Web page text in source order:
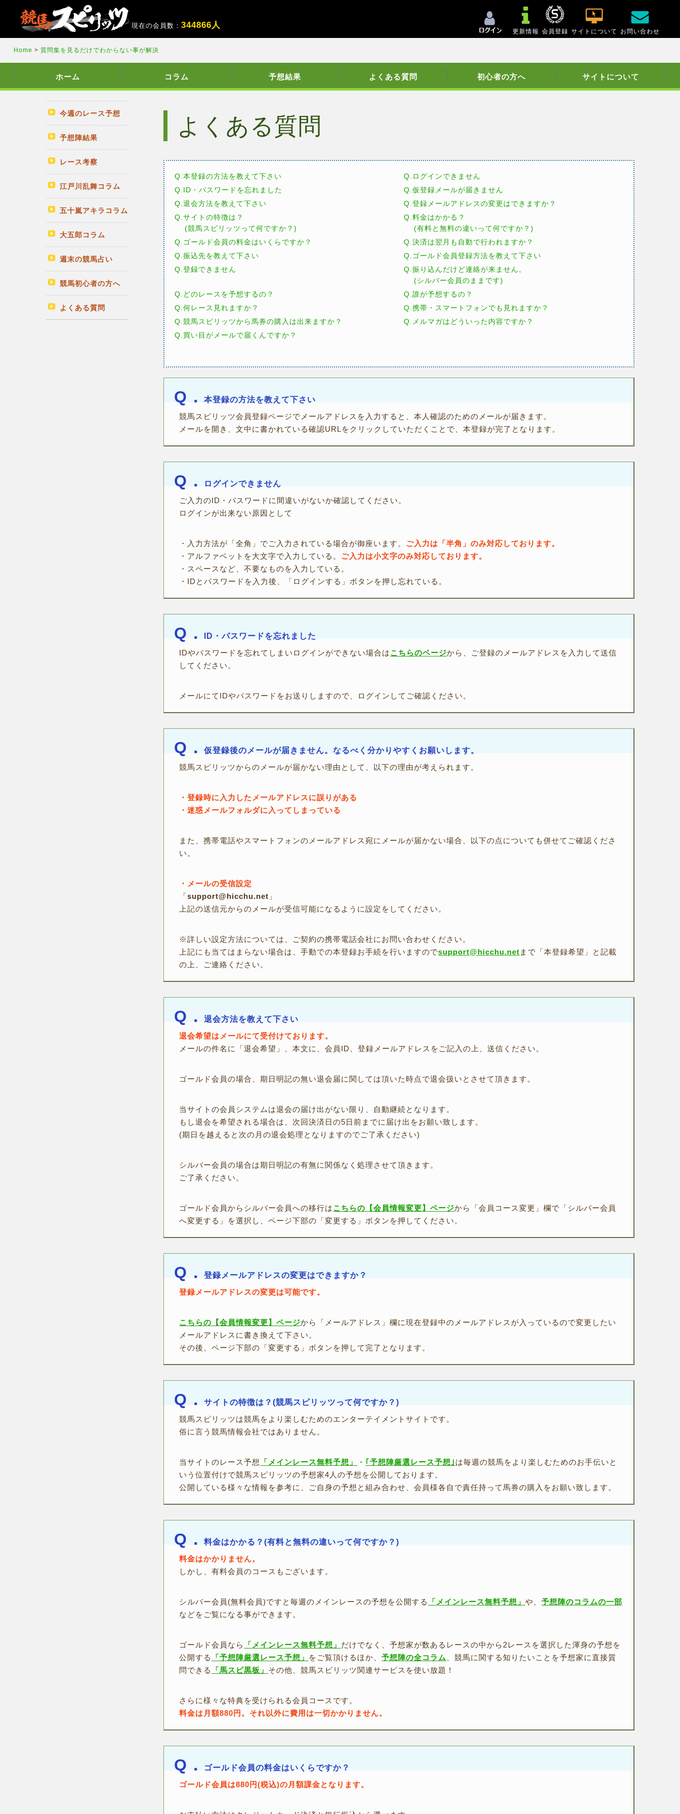
現在の会員数：344866人
更新情報 会員登録 サイトについて お問い合わせ
Home > 質問集を見るだけでわからない事が解決
ホーム コラム 予想結果 よくある質問 初心者の方へ サイトについて
今週のレース予想
予想陣結果
レース考察
江戸川乱舞コラム
五十嵐アキラコラム
大五郎コラム
週末の競馬占い
競馬初心者の方へ
よくある質問
よくある質問
Q.本登録の方法を教えて下さい
Q.ログインできません
Q.ID・パスワードを忘れました
Q.仮登録メールが届きません
Q.退会方法を教えて下さい
Q.登録メールアドレスの変更はできますか？
Q.サイトの特徴は？
(競馬スピリッツって何ですか？)
Q.料金はかかる？
(有料と無料の違いって何ですか？)
Q.ゴールド会員の料金はいくらですか？
Q.決済は翌月も自動で行われますか？
Q.振込先を教えて下さい
Q.ゴールド会員登録方法を教えて下さい
Q.登録できません
Q.振り込んだけど連絡が来ません。
(シルバー会員のままです)
Q.どのレースを予想するの？
Q.誰が予想するの？
Q.何レース見れますか？
Q.携帯・スマートフォンでも見れますか？
Q.競馬スピリッツから馬券の購入は出来ますか？
Q.メルマガはどういった内容ですか？
Q.買い目がメールで届くんですか？
Q．本登録の方法を教えて下さい
競馬スピリッツ会員登録ページでメールアドレスを入力すると、本人確認のためのメールが届きます。
メールを開き、文中に書かれている確認URLをクリックしていただくことで、本登録が完了となります。
Q．
ログインできません
ご入力のID・パスワードに間違いがないか確認してください。
ログインが出来ない原因として
・入力方法が「全角」でご入力されている場合が御座います。 ご入力は「半角」のみ対応しております。
・アルファベットを大文字で入力している。 ご入力は小文字のみ対応しております。
・スペースなど、不要なものを入力している。
・IDとパスワードを入力後、「ログインする」ボタンを押し忘れている。
Q．
ID・パスワードを忘れました
IDやパスワードを忘れてしまいログインができない場合はこちらのページから、ご登録のメールアドレスを入力して送信
してください。
メールにてIDやパスワードをお送りしますので、ログインしてご確認ください。
Q．仮登録後のメールが届きません。なるべく分かりやすくお願いします。
競馬スピリッツからのメールが届かない理由として、以下の理由が考えられます。
・登録時に入力したメールアドレスに誤りがある
・迷惑メールフォルダに入ってしまっている
また、携帯電話やスマートフォンのメールアドレス宛にメールが届かない場合、以下の点についても併せてご確認くださ
い。
・メールの受信設定
「support@hicchu.net 」
上記の送信元からのメールが受信可能になるように設定をしてください。
※詳しい設定方法については、ご契約の携帯電話会社にお問い合わせください。
上記にも当てはまらない場合は、手動での本登録お手続を行いますのでsupport@hicchu.net まで「本登録希望」と記載
の上、ご連絡ください。
Q．退会方法を教えて下さい
退会希望はメールにて受付けております。
メールの件名に「退会希望」、本文に、会員ID、登録メールアドレスをご記入の上、送信ください。
ゴールド会員の場合、期日明記の無い退会届に関しては頂いた時点で退会扱いとさせて頂きます。
当サイトの会員システムは退会の届け出がない限り、自動継続となります。
もし退会を希望される場合は、次回決済日の5日前までに届け出をお願い致します。
(期日を越えると次の月の退会処理となりますのでご了承ください)
シルバー会員の場合は期日明記の有無に関係なく処理させて頂きます。
ご了承ください。
ゴールド会員からシルバー会員への移行はこちらの【会員情報変更】ページから「会員コース変更」欄で「シルバー会員
へ変更する」を選択し、ページ下部の「変更する」ボタンを押してください。
Q．登録メールアドレスの変更はできますか？
登録メールアドレスの変更は可能です。
こちらの【会員情報変更】ページから「メールアドレス」欄に現在登録中のメールアドレスが入っているので変更したい
メールアドレスに書き換えて下さい。
その後、ページ下部の「変更する」ボタンを押して完了となります。
Q．サイトの特徴は？(競馬スピリッツって何ですか？)
競馬スピリッツは競馬をより楽しむためのエンターテイメントサイトです。
俗に言う競馬情報会社ではありません。
当サイトのレース予想 「メインレース無料予想」 ・ ｢予想陣厳選レース予想｣ は毎週の競馬をより楽しむためのお手伝いと
いう位置付けで競馬スピリッツの予想家4人の予想を公開しております。
公開している様々な情報を参考に、ご自身の予想と組み合わせ、会員様各自で責任持って馬券の購入をお願い致します。
Q．料金はかかる？(有料と無料の違いって何ですか？)
料金はかかりません。
しかし、有料会員のコースもございます。
シルバー会員(無料会員)ですと毎週のメインレースの予想を公開する 「メインレース無料予想」や、予想陣のコラムの一部
などをご覧になる事ができます。
ゴールド会員なら 「メインレース無料予想」 だけでなく、予想家が数あるレースの中から2レースを選択した渾身の予想を
公開する
「予想陣厳選レース予想」 をご覧頂けるほか、予想陣の全コラム
、競馬に関する知りたいことを予想家に直接質
問できる
「馬スピ黒板」 その他、競馬スピリッツ関連サービスを使い放題！
さらに様々な特典を受けられる会員コースです。
料金は月額880円。それ以外に費用は一切かかりません。
Q．
ゴールド会員の料金はいくらですか？
ゴールド会員は880円(税込)の月額課金となります。